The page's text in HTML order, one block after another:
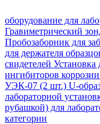
оборудование для
Гравиметрический
Пробозаборник для
для держателя
свидетелей Установка
ингибиторов
УЭК-07 (2 шт.) U-
лабораторной
рубашкой) для
категории